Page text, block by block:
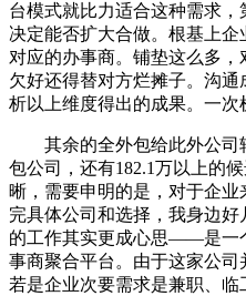
台模式就比力适合这种需求
决定能否扩大合做。根基上企
对应的办事商。铺垫这么多
欠好还得替对方烂摊子。沟
析以上维度得出的成果。一次
其余的全外包给此外公司
包公司，还有182.1万以上的
晰，需要申明的是，对于企
完具体公司和选择，我身边
的工作其实更成心思——是一
事商聚合平台。由于这家公司
若是企业次要需求是兼职、临